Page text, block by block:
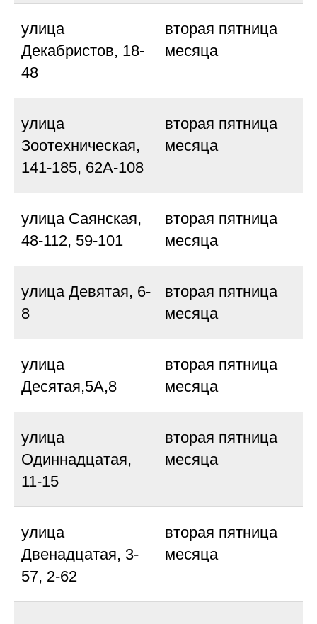
улица
Декабристов, 18-
48
вторая пятница
месяца
улица
Зоотехническая,
141-185, 62А-108
вторая пятница
месяца
улица Саянская,
48-112, 59-101
вторая пятница
месяца
улица Девятая, 6-
8
вторая пятница
месяца
улица
Десятая,5А,8
вторая пятница
месяца
улица
Одиннадцатая,
11-15
вторая пятница
месяца
улица
Двенадцатая, 3-
57, 2-62
вторая пятница
месяца